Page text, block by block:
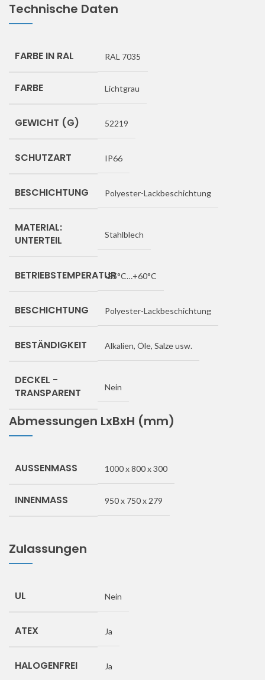
Technische Daten
FARBE IN RAL RAL 7035
FARBE Lichtgrau
GEWICHT (G) 52219
SCHUTZART IP66
BESCHICHTUNG Polyester-Lackbeschichtung
MATERIAL:
UNTERTEIL
Stahlblech
BETRIEBSTEMPERATUR-25°C…+60°C
BESCHICHTUNG Polyester-Lackbeschichtung
BESTÄNDIGKEIT Alkalien, Öle, Salze usw.
DECKEL -
TRANSPARENT
Nein
Abmessungen LxBxH (mm)
AUSSENMASS 1000 x 800 x 300
INNENMASS 950 x 750 x 279
Zulassungen
UL Nein
ATEX Ja
HALOGENFREI Ja